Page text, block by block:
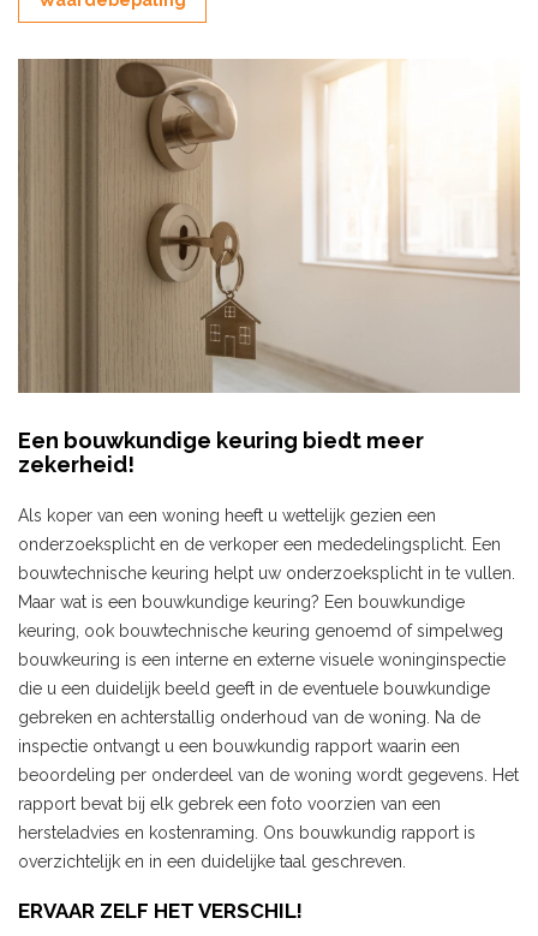
Een bouwkundige keuring biedt meer
zekerheid!
Als koper van een woning heeft u wettelijk gezien een
onderzoeksplicht en de verkoper een mededelingsplicht. Een
bouwtechnische keuring helpt uw onderzoeksplicht in te vullen.
Maar wat is een bouwkundige keuring? Een bouwkundige
keuring, ook bouwtechnische keuring genoemd of simpelweg
bouwkeuring is een interne en externe visuele woninginspectie
die u een duidelijk beeld geeft in de eventuele bouwkundige
gebreken en achterstallig onderhoud van de woning. Na de
inspectie ontvangt u een bouwkundig rapport waarin een
beoordeling per onderdeel van de woning wordt gegevens. Het
rapport bevat bij elk gebrek een foto voorzien van een
hersteladvies en kostenraming. Ons bouwkundig rapport is
overzichtelijk en in een duidelijke taal geschreven.
ERVAAR ZELF HET VERSCHIL!